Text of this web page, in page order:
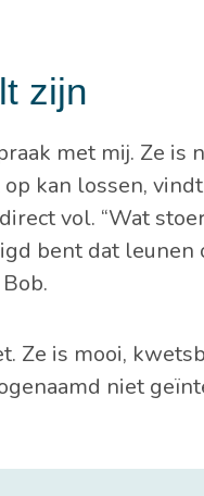
zijn
met mij. Ze
kan lossen,
vol. “Wat
bent dat
Ze is mooi,
niet